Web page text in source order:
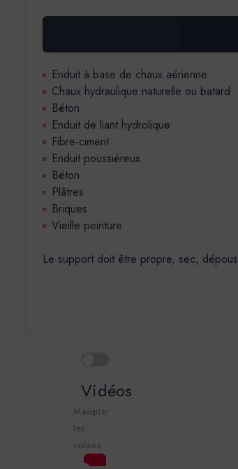
Enduit à base de chaux aérienne
Chaux hydraulique naturelle ou batard
Béton
Enduit de liant hydrolique
Fibre-ciment
Enduit poussiéreux
Béton
Plâtres
Briques
Vieille peinture
Le support doit être propre, sec,
Vidéos
Masquer
les
vidéos